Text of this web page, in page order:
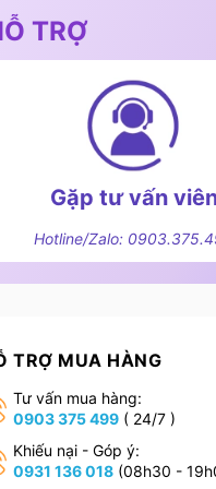
TRỢ
Gặp tư vấn
Hotline/Zalo:
TRỢ MUA HÀNG
Tư vấn mua hàng:
0903 375 499( 24/7 )
Khiếu nại - Góp ý:
0931 136 018(08h30 -